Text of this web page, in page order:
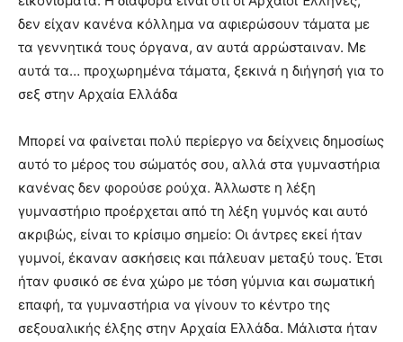
δεν είχαν κανένα κόλλημα να αφιερώσουν τάματα με
τα γεννητικά τους όργανα, αν αυτά αρρώσταιναν. Με
αυτά τα… προχωρημένα τάματα, ξεκινά η διήγησή για το
σεξ στην Αρχαία Ελλάδα
Μπορεί να φαίνεται πολύ περίεργο να δείχνεις δημοσίως
αυτό το μέρος του σώματός σου, αλλά στα γυμναστήρια
κανένας δεν φορούσε ρούχα. Άλλωστε η λέξη
γυμναστήριο προέρχεται από τη λέξη γυμνός και αυτό
ακριβώς, είναι το κρίσιμο σημείο: Οι άντρες εκεί ήταν
γυμνοί, έκαναν ασκήσεις και πάλευαν μεταξύ τους. Έτσι
ήταν φυσικό σε ένα χώρο με τόση γύμνια και σωματική
επαφή, τα γυμναστήρια να γίνουν το κέντρο της
σεξουαλικής έλξης στην Αρχαία Ελλάδα. Μάλιστα ήταν